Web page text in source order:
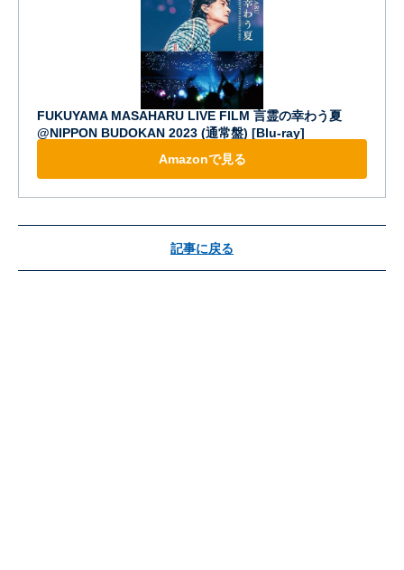
FUKUYAMA MASAHARU LIVE FILM 言霊の幸わう夏
@NIPPON BUDOKAN 2023 (通常盤) [Blu-ray]
Amazonで見る
記事に戻る